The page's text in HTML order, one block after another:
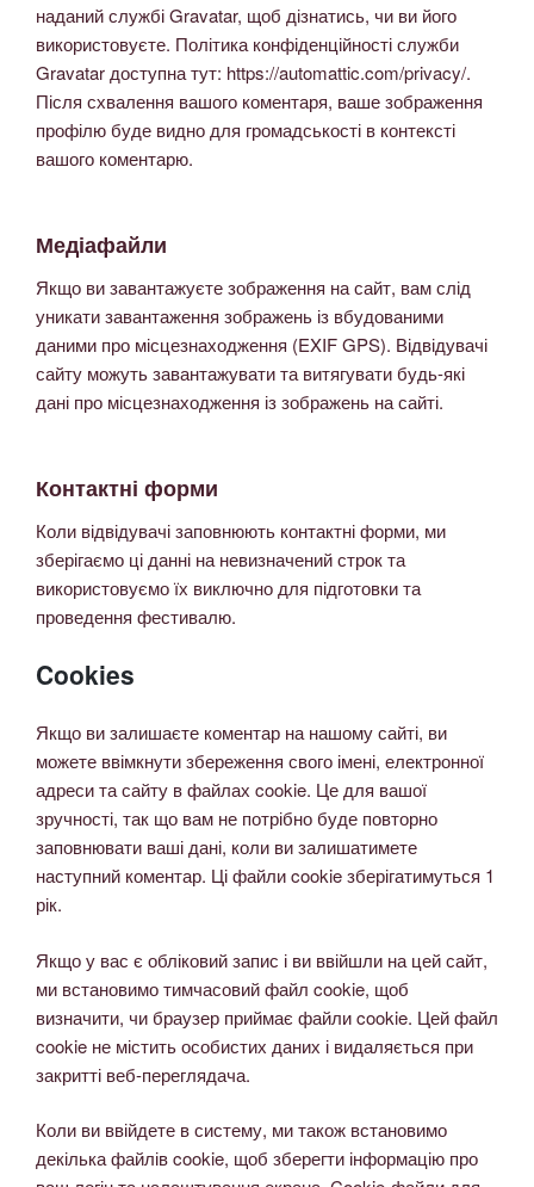
наданий службі Gravatar, щоб дізнатись, чи ви його
використовуєте. Політика конфіденційності служби
Gravatar доступна тут: https://automattic.com/privacy/.
Після схвалення вашого коментаря, ваше зображення
профілю буде видно для громадськості в контексті
вашого коментарю.
Медіафайли
Якщо ви завантажуєте зображення на сайт, вам слід
уникати завантаження зображень із вбудованими
даними про місцезнаходження (EXIF GPS). Відвідувачі
сайту можуть завантажувати та витягувати будь-які
дані про місцезнаходження із зображень на сайті.
Контактні форми
Коли відвідувачі заповнюють контактні форми, ми
зберігаємо ці данні на невизначений строк та
використовуємо їх виключно для підготовки та
проведення фестивалю.
Cookies
Якщо ви залишаєте коментар на нашому сайті, ви
можете ввімкнути збереження свого імені, електронної
адреси та сайту в файлах cookie. Це для вашої
зручності, так що вам не потрібно буде повторно
заповнювати ваші дані, коли ви залишатимете
наступний коментар. Ці файли cookie зберігатимуться 1
рік.
Якщо у вас є обліковий запис і ви ввійшли на цей сайт,
ми встановимо тимчасовий файл cookie, щоб
визначити, чи браузер приймає файли cookie. Цей файл
cookie не містить особистих даних і видаляється при
закритті веб-переглядача.
Коли ви ввійдете в систему, ми також встановимо
декілька файлів cookie, щоб зберегти інформацію про